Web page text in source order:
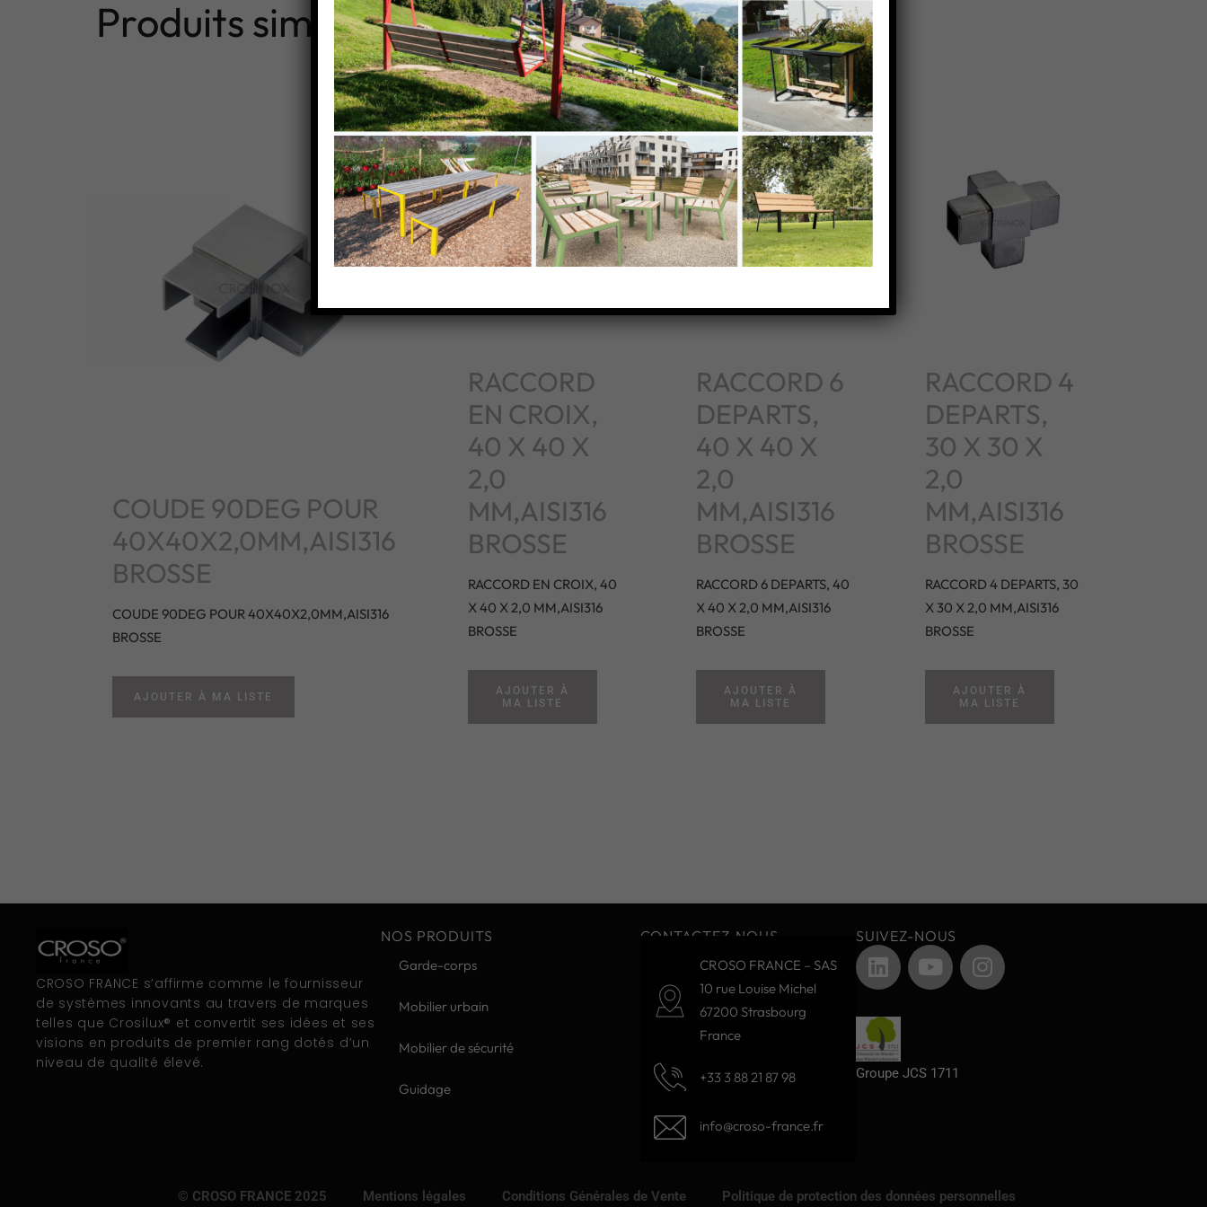
Produits similaires
COUDE 90DEG POUR
40X40X2,0MM,AISI316
BROSSE
COUDE 90DEG POUR 40X40X2,0MM,AISI316
BROSSE
AJOUTER À MA LISTE
RACCORD
EN CROIX,
40 X 40 X
2,0
MM,AISI316
BROSSE
RACCORD EN CROIX, 40
X 40 X 2,0 MM,AISI316
BROSSE
AJOUTER À
MA LISTE
RACCORD 6
DEPARTS,
40 X 40 X
2,0
MM,AISI316
BROSSE
RACCORD 6 DEPARTS, 40
X 40 X 2,0 MM,AISI316
BROSSE
AJOUTER À
MA LISTE
RACCORD 4
DEPARTS,
30 X 30 X
2,0
MM,AISI316
BROSSE
RACCORD 4 DEPARTS, 30
X 30 X 2,0 MM,AISI316
BROSSE
AJOUTER À
MA LISTE
CROSO FRANCE s’affirme comme le fournisseur
de systèmes innovants au travers de marques
telles que Crosilux® et convertit ses idées et ses
visions en produits de premier rang dotés d’un
niveau de qualité élevé.
NOS PRODUITS
Garde-corps
Mobilier urbain
Mobilier de sécurité
Guidage
CONTACTEZ-NOUS
CROSO FRANCE – SAS
10 rue Louise Michel
67200 Strasbourg
France
+33 3 88 21 87 98
info@croso-france.fr
SUIVEZ-NOUS
Groupe JCS 1711
© CROSO FRANCE 2025 Mentions légales Conditions Générales de Vente Politique de protection des données personnelles